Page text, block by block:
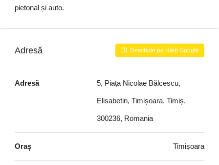
pietonal și auto.
Adresă Deschide pe Hărți Google
Adresă 5, Piața Nicolae Bălcescu,
Elisabetin, Timișoara, Timiș,
300236, Romania
Oraș Timișoara